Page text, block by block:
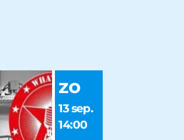
zo
13 sep.
14:00